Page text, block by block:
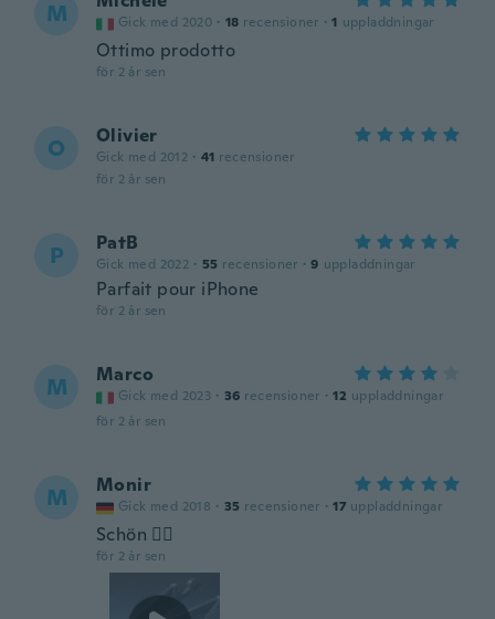
M Gick med 2020 · 18 recensioner · 1 uppladdningar
Ottimo prodotto
för 2 år sen
O Olivier
Gick med 2012 · 41 recensioner
för 2 år sen
P PatB
Gick med 2022 · 55 recensioner · 9 uppladdningar
Parfait pour iPhone
för 2 år sen
M Marco
Gick med 2023 · 36 recensioner · 12 uppladdningar
för 2 år sen
M Monir
Gick med 2018 · 35 recensioner · 17 uppladdningar
Schön 👍🏻
för 2 år sen